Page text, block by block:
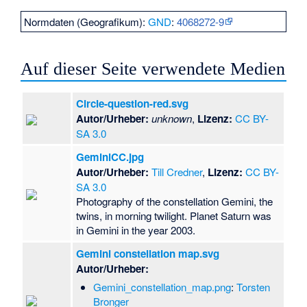
Normdaten (Geografikum):GND:4068272-9
Auf dieser Seite verwendete Medien
Circle-question-red.svg
Autor/Urheber: unknown, Lizenz: CC BY-
SA 3.0
GeminiCC.jpg
Autor/Urheber: Till Credner, Lizenz: CC BY-
SA 3.0
Photography of the constellation Gemini, the
twins, in morning twilight. Planet Saturn was
in Gemini in the year 2003.
Gemini constellation map.svg
Autor/Urheber:
Gemini_constellation_map.png: Torsten
Bronger